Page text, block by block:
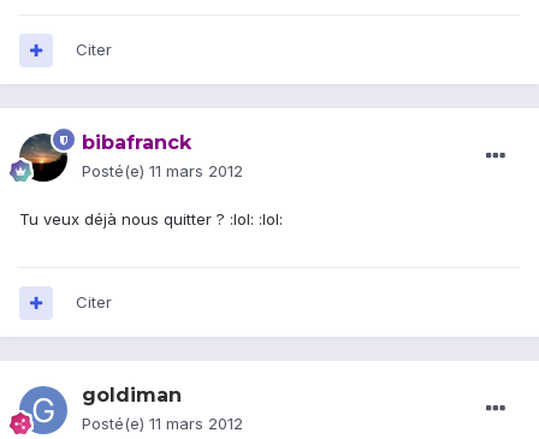
Citer
bibafranck
Posté(e) 11 mars 2012
Tu veux déjà nous quitter ? :lol: :lol:
Citer
goldiman
Posté(e) 11 mars 2012